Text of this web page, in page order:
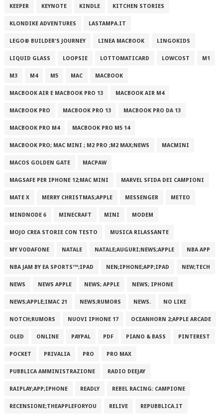
KEEPER KEYNOTE KINDLE KITCHEN STORIES
KLONDIKE ADVENTURES LASTAMPA.IT
LEGO® BUILDER'S JOURNEY LINEA MACBOOK LINGOKIDS
LIQUID GLASS LOOPSIE LOTTOMATICARD LOWCOST M1
M3 M4 M5 MAC MACBOOK
MACBOOK AIR E MACBOOK PRO 13 MACBOOK AIR M4
MACBOOK PRO MACBOOK PRO 13 MACBOOK PRO DA 13
MACBOOK PRO M4 MACBOOK PRO M5 14
MACBOOK PRO; MAC MINI ; M2 PRO ;M2 MAX;NEWS MACMINI
MACOS GOLDEN GATE MACPAW
MAGSAFE PER IPHONE 12;MAC MINI MARVEL SFIDA DEI CAMPIONI
MATE X MERRY CHRISTMAS;APPLE MESSENGER METEO
MINDNODE 6 MINECRAFT MINI MODEM
MOJO CREA STORIE CON TESTO MUSICA RILASSANTE
MY VODAFONE NATALE NATALE;AUGURI;NEWS;APPLE NBA APP
NBA JAM BY EA SPORTS™;IPAD NEN;IPHONE;APP;IPAD NEW;TECH
NEWS NEWS APPLE NEWS; APPLE NEWS; IPHONE
NEWS;APPLE;IMAC 21 NEWS;RUMORS NEWS. NO LIKE
NOTCH;RUMORS NUOVI IPHONE 17 OCEANHORN 2;APPLE ARCADE
OLED ONLINE PAYPAL PDF PIANO & BASS PINTEREST
POCKET PRIVALIA PRO PRO MAX
PUBBLICA AMMINISTRAZIONE RADIO DEEJAY
RAIPLAY;APP;IPHONE READLY REBEL RACING: CAMPIONE
RECENSIONE;THEAPPLEFORYOU RELIVE REPUBBLICA.IT